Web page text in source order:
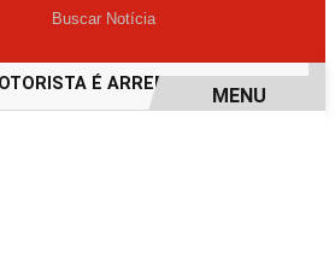
É ARREMESSADA PARA FORA
MENU